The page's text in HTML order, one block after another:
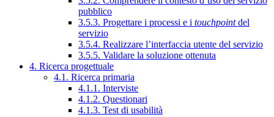
pubblico
3.5.3. Progettare i processi e i touchpointdel
servizio
3.5.4. Realizzare l’interfaccia utente del servizio
3.5.5. Validare la soluzione ottenuta
4. Ricerca progettuale
4.1. Ricerca primaria
4.1.1. Interviste
4.1.2. Questionari
4.1.3. Test di usabilità